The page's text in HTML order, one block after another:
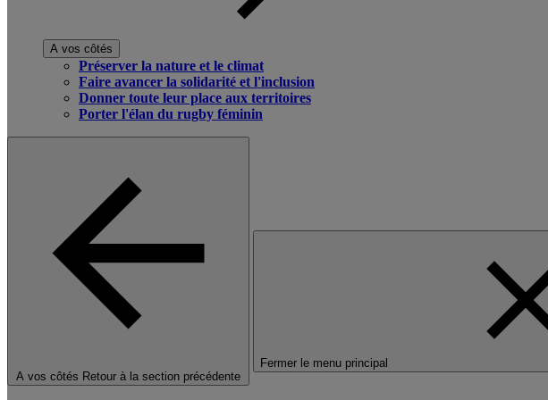
A vos côtés
Préserver la nature et le climat
Faire avancer la solidarité et l'inclusion
Donner toute leur place aux territoires
Porter l'élan du rugby féminin
A vos côtés Retour à la section précédente
Fermer le menu principal